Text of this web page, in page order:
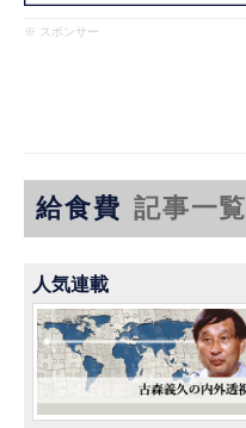
※ スポンサー
給食費 記事一覧
人気連載